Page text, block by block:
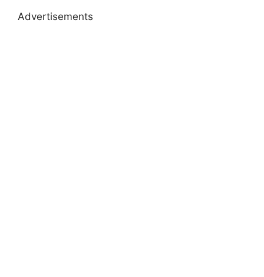
Advertisements